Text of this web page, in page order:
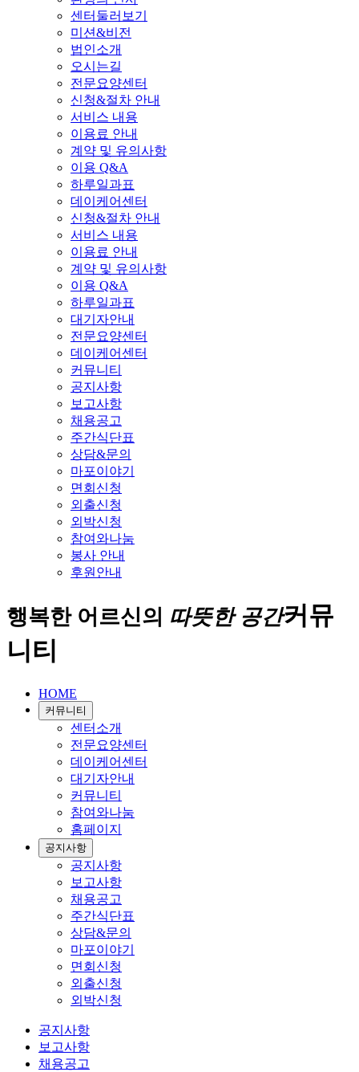
센터둘러보기
미션&비전
법인소개
오시는길
전문요양센터
신청&절차 안내
서비스 내용
이용료 안내
계약 및 유의사항
이용 Q&A
하루일과표
데이케어센터
신청&절차 안내
서비스 내용
이용료 안내
계약 및 유의사항
이용 Q&A
하루일과표
대기자안내
전문요양센터
데이케어센터
커뮤니티
공지사항
보고사항
채용공고
주간식단표
상담&문의
마포이야기
면회신청
외출신청
외박신청
참여와나눔
봉사 안내
후원안내
행복한 어르신의 따뜻한 공간커뮤
니티
HOME
커뮤니티
센터소개
전문요양센터
데이케어센터
대기자안내
커뮤니티
참여와나눔
홈페이지
공지사항
공지사항
보고사항
채용공고
주간식단표
상담&문의
마포이야기
면회신청
외출신청
외박신청
공지사항
보고사항
채용공고